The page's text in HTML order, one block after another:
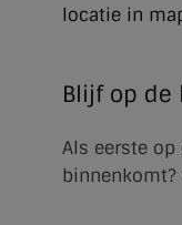
locatie in
Blijf op de
Als eerste op
binnenkomt?